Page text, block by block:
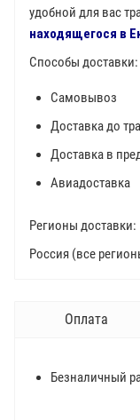
удобной для вас
находящегося в
Способы доставки:
Самовывоз
Доставка до
Доставка в
Авиадоставка
Регионы доставки:
Россия (все
Оплата
Безналичный